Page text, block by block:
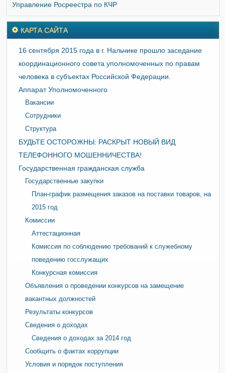
Управление Росреестра по КЧР
КАРТА САЙТА
16 сентября 2015 года в г. Нальчике прошло заседание
координационного совета уполномоченных по правам
человека в субъектах Российской Федерации.
Аппарат Уполномоченного
Вакансии
Сотрудники
Структура
БУДЬТЕ ОСТОРОЖНЫ: РАСКРЫТ НОВЫЙ ВИД
ТЕЛЕФОННОГО МОШЕННИЧЕСТВА!
Государственная гражданская служба
Государственные закупки
План-график размещения заказов на поставки товаров, на
2015 год
Комиссии
Аттестационная
Комиссия по соблюдению требований к служебному
поведению госслужащих
Конкурсная комиссия
Объявления о проведении конкурсов на замещение
вакантных должностей
Результаты конкурсов
Сведения о доходах
Сведения о доходах за 2014 год
Сообщить о фактах коррупции
Условия и порядок поступления